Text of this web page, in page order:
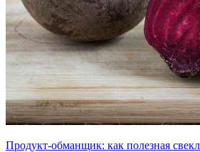
Продукт-обманщик: как полезная